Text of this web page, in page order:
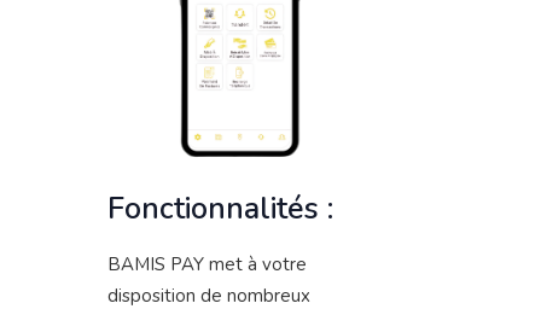
Fonctionnalités :
BAMIS PAY met à votre
disposition de nombreux